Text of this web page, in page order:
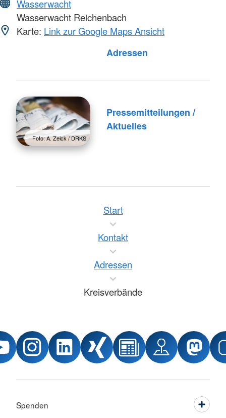
Wasserwacht
Wasserwacht Reichenbach
Karte: Link zur Google Maps Ansicht
Adressen
Foto: A. Zelck / DRKS
Pressemitteilungen /
Aktuelles
Start
Kontakt
Adressen
Kreisverbände
Spenden